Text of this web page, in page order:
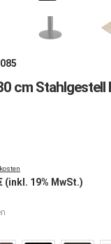
cm Stahlgestell
(inkl. 19% MwSt.)